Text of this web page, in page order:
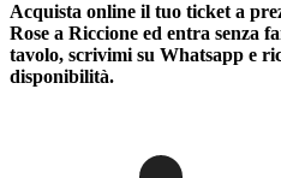
Acquista online il tuo ticket a
Rose a Riccione ed entra senza
tavolo, scrivimi su Whatsapp e
disponibilità.